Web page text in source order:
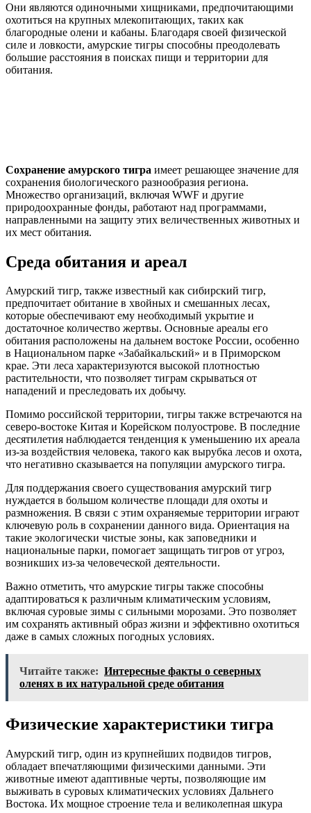
Они являются одиночными хищниками, предпочитающими
охотиться на крупных млекопитающих, таких как
благородные олени и кабаны. Благодаря своей физической
силе и ловкости, амурские тигры способны преодолевать
большие расстояния в поисках пищи и территории для
обитания.
Сохранение амурского тигра имеет решающее значение для
сохранения биологического разнообразия региона.
Множество организаций, включая WWF и другие
природоохранные фонды, работают над программами,
направленными на защиту этих величественных животных и
их мест обитания.
Среда обитания и ареал
Амурский тигр, также известный как сибирский тигр,
предпочитает обитание в хвойных и смешанных лесах,
которые обеспечивают ему необходимый укрытие и
достаточное количество жертвы. Основные ареалы его
обитания расположены на дальнем востоке России, особенно
в Национальном парке «Забайкальский» и в Приморском
крае. Эти леса характеризуются высокой плотностью
растительности, что позволяет тиграм скрываться от
нападений и преследовать их добычу.
Помимо российской территории, тигры также встречаются на
северо-востоке Китая и Корейском полуострове. В последние
десятилетия наблюдается тенденция к уменьшению их ареала
из-за воздействия человека, такого как вырубка лесов и охота,
что негативно сказывается на популяции амурского тигра.
Для поддержания своего существования амурский тигр
нуждается в большом количестве площади для охоты и
размножения. В связи с этим охраняемые территории играют
ключевую роль в сохранении данного вида. Ориентация на
такие экологически чистые зоны, как заповедники и
национальные парки, помогает защищать тигров от угроз,
возникших из-за человеческой деятельности.
Важно отметить, что амурские тигры также способны
адаптироваться к различным климатическим условиям,
включая суровые зимы с сильными морозами. Это позволяет
им сохранять активный образ жизни и эффективно охотиться
даже в самых сложных погодных условиях.
Читайте также: Интересные факты о северных
оленях в их натуральной среде обитания
Физические характеристики тигра
Амурский тигр, один из крупнейших подвидов тигров,
обладает впечатляющими физическими данными. Эти
животные имеют адаптивные черты, позволяющие им
выживать в суровых климатических условиях Дальнего
Востока. Их мощное строение тела и великолепная шкура